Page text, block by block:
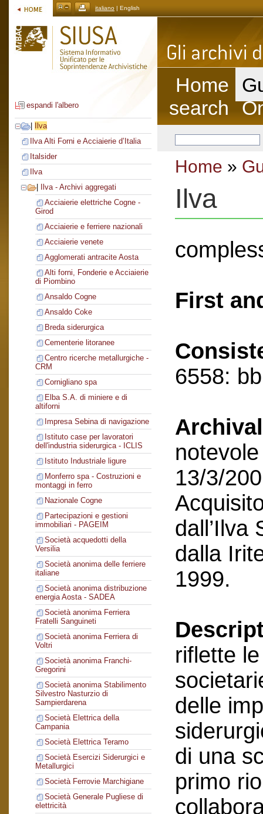
italiano | English
espandi l'albero
Ilva
Ilva Alti Forni e Acciaierie d’Italia
Italsider
Ilva
Ilva - Archivi aggregati
Acciaierie elettriche Cogne -
Girod
Acciaierie e ferriere nazionali
Acciaierie venete
Agglomerati antracite Aosta
Alti forni, Fonderie e Acciaierie
di Piombino
Ansaldo Cogne
Ansaldo Coke
Breda siderurgica
Cementerie litoranee
Centro ricerche metallurgiche -
CRM
Cornigliano spa
Elba S.A. di miniere e di
altiforni
Impresa Sebina di navigazione
Istituto case per lavoratori
dell'industria siderurgica - ICLIS
Istituto Industriale ligure
Monferro spa - Costruzioni e
montaggi in ferro
Nazionale Cogne
Partecipazioni e gestioni
immobiliari - PAGEIM
Società acquedotti della
Versilia
Società anonima delle ferriere
italiane
Società anonima distribuzione
energia Aosta - SADEA
Società anonima Ferriera
Fratelli Sanguineti
Società anonima Ferriera di
Voltri
Società anonima Franchi-
Gregorini
Società anonima Stabilimento
Silvestro Nasturzio di
Sampierdarena
Società Elettrica della
Campania
Società Elettrica Teramo
Società Esercizi Siderurgici e
Metallurgici
Società Ferrovie Marchigiane
Società Generale Pugliese di
elettricità
Home
search
Home »
Ilva
First
6558:
13/3/
dall’Ilva
dalla
1999.
riflette
delle
di una
primo